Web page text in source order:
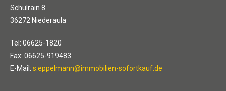
Schulrain 8
36272 Niederaula
Tel: 06625-1820
Fax: 06625-919483
E-Mail: s.eppelmann@immobilien-sofortkauf.de